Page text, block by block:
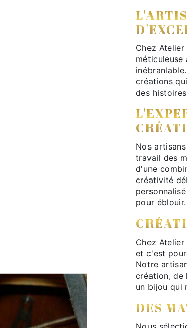
Chez
créations
des
Nos
travail des
d'une
créativité
pour éblouir.
Chez
et c'est
Notre
création, de
un bijou qui
DES